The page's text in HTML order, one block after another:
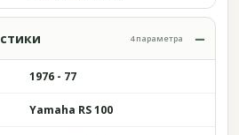
4 параметра
1976 - 77
Yamaha RS 100